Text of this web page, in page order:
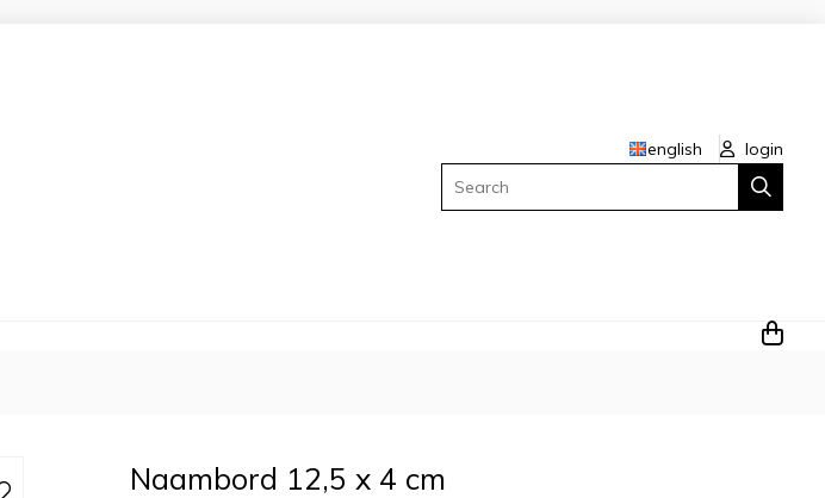
english
login
Naambord 12,5 x 4 cm